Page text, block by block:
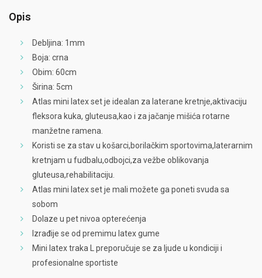
Opis
Debljina: 1mm
Boja: crna
Obim: 60cm
Širina: 5cm
Atlas mini latex set je idealan za laterane kretnje,aktivaciju
fleksora kuka, gluteusa,kao i za jačanje mišića rotarne
manžetne ramena.
Koristi se za stav u košarci,borilačkim sportovima,laterarnim
kretnjam u fudbalu,odbojci,za vežbe oblikovanja
gluteusa,rehabilitaciju.
Atlas mini latex set je mali možete ga poneti svuda sa
sobom
Dolaze u pet nivoa opterećenja
Izrađije se od premimu latex gume
Mini latex traka L preporučuje se za ljude u kondiciji i
profesionalne sportiste